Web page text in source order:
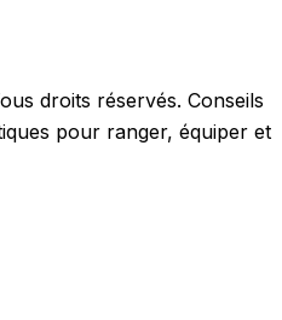
droits réservés. Conseils
pour ranger, équiper et